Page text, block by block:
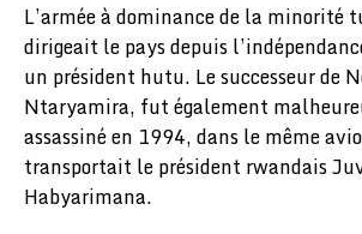
L’armée à dominance de la minorité
dirigeait le pays depuis
un président hutu. Le successeur de
Ntaryamira, fut également
assassiné en 1994, dans le même
transportait le président rwandais
Habyarimana.